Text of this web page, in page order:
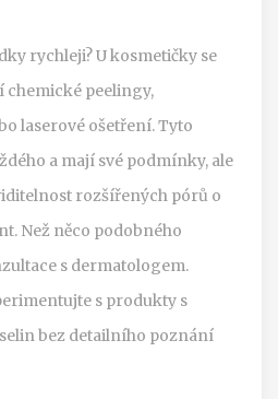
rychleji? U kosmetičky se
peelingy,
laserové ošetření. Tyto
a mají své podmínky, ale
rozšířených pórů o
Než něco podobného
s dermatologem.
s produkty s
bez detailního poznání